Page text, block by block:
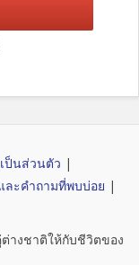
ป็นส่วนตัว |
ละคำถามที่พบบ่อย |
างชาติให้กับชีวิตของ